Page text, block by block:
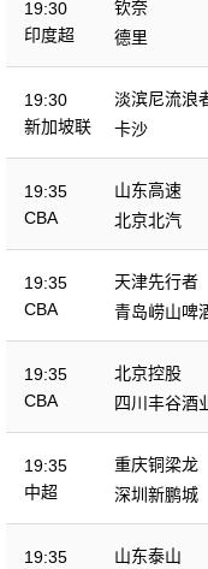
19:30
印度超
钦奈
德里
19:30
新加坡联
淡滨尼流浪
卡沙
19:35
CBA
山东高速
北京北汽
19:35
CBA
天津先行者
青岛崂山啤
19:35
CBA
北京控股
四川丰谷酒
19:35
中超
重庆铜梁龙
深圳新鹏城
19:35
山东泰山